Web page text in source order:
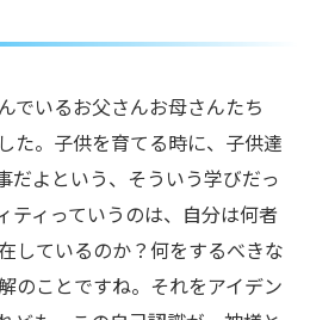
でいるお父さんお母さんたち
た。子供を育てる時に、子供達
だよという、そういう学びだっ
ティっていうのは、自分は何者
しているのか？何をするべきな
のことですね。それをアイデン